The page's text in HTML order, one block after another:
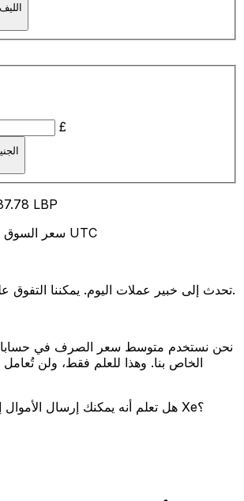
£
LBP
سعر السوق المتوسط في 12:04 UTC
تحدث إلى خبير عملات اليوم.يمكننا التفوق على أسعار المنافسين.
نحن نستخدم متوسط سعر الصرف في
الخاص بنا. وهذا للعلم فقط، ولن تُعامل
هل تعلم أنه يمكنك إرسال الأموال إلى الخارج باستخدام Xe؟